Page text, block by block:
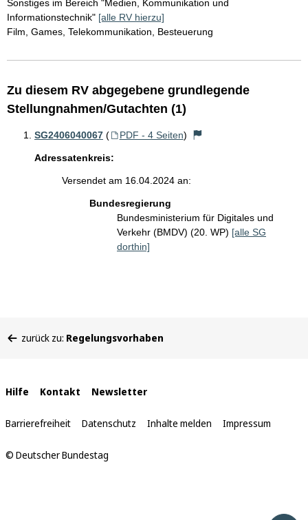
Sonstiges im Bereich "Medien, Kommunikation und
Informationstechnik" [alle RV hierzu]
Film, Games, Telekommunikation, Besteuerung
Zu diesem RV abgegebene grundlegende
Stellungnahmen/Gutachten (1)
SG2406040067 ( PDF - 4 Seiten)
Adressatenkreis:
Versendet am 16.04.2024 an:
Bundesregierung
Bundesministerium für Digitales und
Verkehr (BMDV) (20. WP) [alle SG
dorthin]
befinden
zurück zu: Regelungsvorhaben
Interne
Links
Hilfe Kontakt Newsletter
Barrierefreiheit Datenschutz Inhalte melden Impressum
© Deutscher Bundestag